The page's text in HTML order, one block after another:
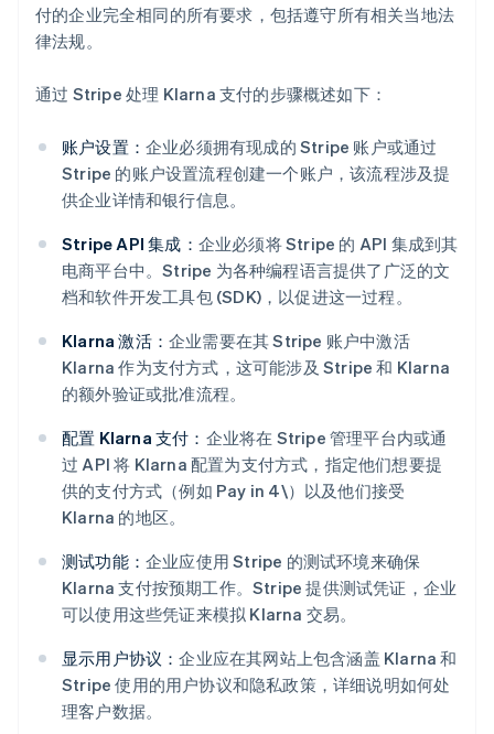
付的企业完全相同的所有要求，包括遵守所有相关当地法
律法规。
通过 Stripe 处理 Klarna 支付的步骤概述如下：
账户设置： 企业必须拥有现成的 Stripe 账户或通过
Stripe 的账户设置流程创建一个账户，该流程涉及提
供企业详情和银行信息。
Stripe API 集成： 企业必须将 Stripe 的 API 集成到其
电商平台中。Stripe 为各种编程语言提供了广泛的文
档和软件开发工具包 (SDK)，以促进这一过程。
Klarna 激活： 企业需要在其 Stripe 账户中激活
Klarna 作为支付方式，这可能涉及 Stripe 和 Klarna
的额外验证或批准流程。
配置 Klarna 支付： 企业将在 Stripe 管理平台内或通
过 API 将 Klarna 配置为支付方式，指定他们想要提
供的支付方式（例如 Pay in 4\）以及他们接受
Klarna 的地区。
测试功能： 企业应使用 Stripe 的测试环境来确保
Klarna 支付按预期工作。Stripe 提供测试凭证，企业
可以使用这些凭证来模拟 Klarna 交易。
显示用户协议：企业应在其网站上包含涵盖 Klarna 和
Stripe 使用的用户协议和隐私政策，详细说明如何处
理客户数据。